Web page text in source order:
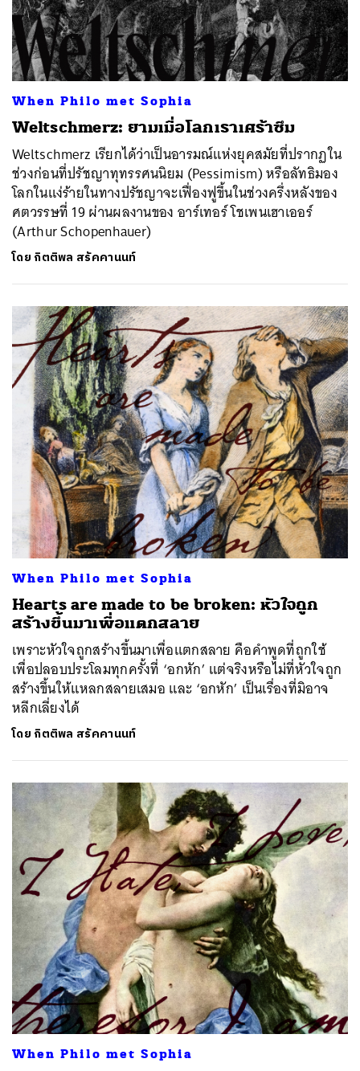
When Philo met Sophia
Weltschmerz: ยามเมื่อโลกเราเศร้าซึม
Weltschmerz เรียกได้ว่าเป็นอารมณ์แห่งยุคสมัยที่ปรากฏใน
ช่วงก่อนที่ปรัชญาทุทรรศนนิยม (Pessimism) หรือลัทธิมอง
โลกในแง่ร้ายในทางปรัชญาจะเฟื่องฟูขึ้นในช่วงครึ่งหลังของ
ศตวรรษที่ 19 ผ่านผลงานของ อาร์เทอร์ โชเพนเฮาเออร์
(Arthur Schopenhauer)
โดย กิตติพล สรัคคานนท์
When Philo met Sophia
Hearts are made to be broken: หัวใจถูก
สร้างขึ้นมาเพื่อแตกสลาย
เพราะหัวใจถูกสร้างขึ้นมาเพื่อแตกสลาย คือคำพูดที่ถูกใช้
เพื่อปลอบประโลมทุกครั้งที่ ‘อกหัก’ แต่จริงหรือไม่ที่หัวใจถูก
สร้างขึ้นให้แหลกสลายเสมอ และ ‘อกหัก’ เป็นเรื่องที่มิอาจ
หลีกเลี่ยงได้
โดย กิตติพล สรัคคานนท์
When Philo met Sophia